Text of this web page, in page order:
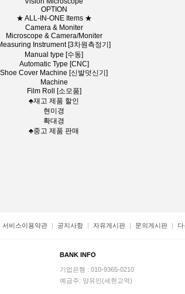
OPTION
★ ALL-IN-ONE Items ★
Camera & Moniter
Microscope & Camera/Moniter
Instrument [3차원측정기]
Manual type [수동]
Automatic Type [CNC]
Shoe Cover Machine [신발덧신기]
Machine
Film Roll [소모품]
♣재고 제품 할인
현미경
확대경
♣중고 제품 판매
서비스이용약관 공지사항 자유게시판 문의게시판 다
BANK INFO
기업은행 : 010-9365-0210
예금주: 양유민(세현교역)